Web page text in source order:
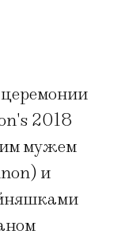
2018
мужем
и